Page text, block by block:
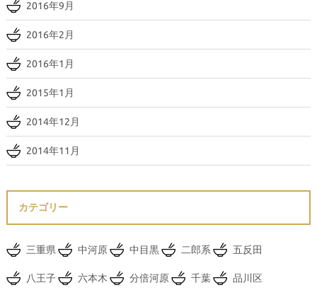
2016年9月
2016年2月
2016年1月
2015年1月
2014年12月
2014年11月
カテゴリー
三重県 中河原 中目黒 二郎系 五反田
八王子 六本木 分倍河原 千葉 品川区